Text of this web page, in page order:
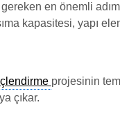
en önemli
kapasitesi, yapı
projesinin
çıkar.